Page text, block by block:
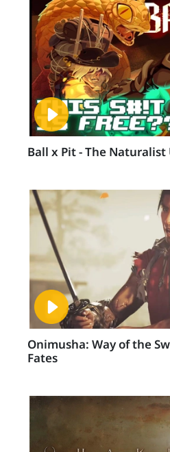
Ball x Pit - The
Onimusha: Way of the
Fates